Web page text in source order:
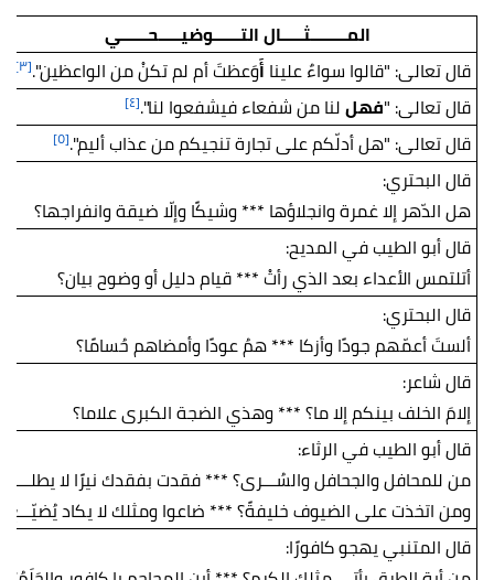
المــــــــثـــــال التــــــوضيـــــحــــــي
قال تعالى: "قالوا سواءٌ علينا أَوَعظتَ أم لم تكنْ من الواعظين".[٣]
قال تعالى: "فهللنا من شفعاء فيشفعوا لنا".[٤]
قال تعالى: "هل أدلّكم على تجارة تنجيكم من عذاب أليم".[٥]
قال البحتري:
هل الدّهر إلا غمرة وانجلاؤها *** وشيكًا وإلّا ضيقة وانفراجها؟
قال أبو الطيب في المديح:
أتلتمس الأعداء بعد الذي رأتْ *** قيام دليل أو وضوح بيان؟
قال البحتري:
ألستَ أعمّهم جودًا وأزكا *** همُ عودًا وأمضاهم حُسامًا؟
قال شاعر:
إلامَ الخلف بينكم إلا ما؟ *** وهذي الضجة الكبرى علاما؟
قال أبو الطيب في الرثاء:
من للمحافل والجحافل والسُـــرى؟ *** فقدت بفقدك نيرًا لا يطلــــع
ومن اتخذت على الضيوف خليفةً؟ *** ضاعوا ومثلك لا يكاد يُضيّـــع
قال المتنبي يهجو كافورًا: